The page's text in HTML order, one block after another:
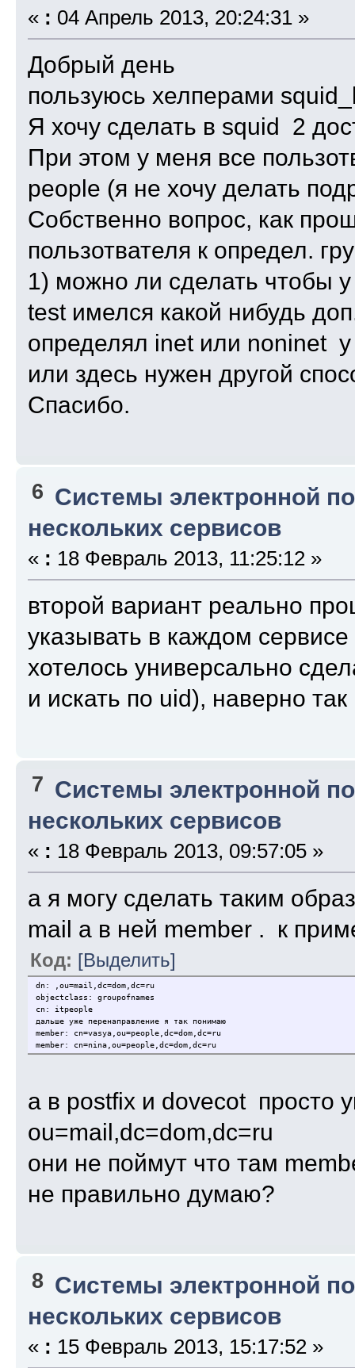
« : 04 Апрель 2013, 20:24:31 »
Добрый день
пользуюсь хелперами
Я хочу сделать в squid 2
При этом у меня все
people (я не хочу делать
Собственно вопрос, как
пользотвателя к определ.
1) можно ли сделать чтобы
test имелся какой нибудь
определял inet или noninet
или здесь нужен другой
Спасибо.
6 Системы электронной
нескольких сервисов
« : 18 Февраль 2013, 11:25:12 »
второй вариант реально
указывать в каждом
хотелось универсально
и искать по uid), наверно так
7 Системы электронной
нескольких сервисов
« : 18 Февраль 2013, 09:57:05 »
а я могу сделать таким
mail а в ней member . к
Код: [Выделить]
dn: ,ou=mail,dc=dom,dc=ru
objectclass: groupofnames
cn: itpeople
дальше уже перенаправление я так понимаю
member: cn=vasya,ou=people,dc=dom,dc=ru
member: cn=nina,ou=people,dc=dom,dc=ru
а в postfix и dovecot просто
ou=mail,dc=dom,dc=ru
они не поймут что там
не правильно думаю?
8 Системы электронной
нескольких сервисов
« : 15 Февраль 2013, 15:17:52 »